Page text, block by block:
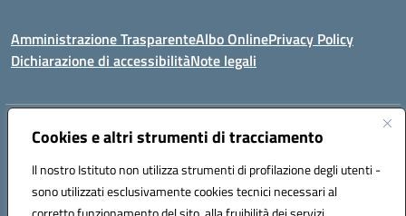
Cookies e altri strumenti di tracciamento
Il nostro Istituto non utilizza strumenti di profilazione degli utenti -
sono utilizzati esclusivamente cookies tecnici necessari al
Amministrazione TrasparenteAlbo OnlinePrivacy Policy
Dichiarazione di accessibilitàNote legali
Indirizzo:Via Coniugi Crigna – Cap. 89861 – Tropea (VV)
Posta elettronica certificata (PEC):vvic82200d@pec.istruzione.it
Codice fiscale: 96012410799